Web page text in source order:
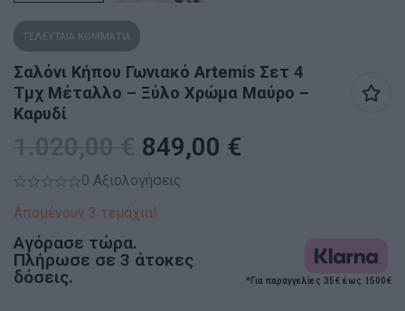
ΤΕΛΕΥΤΑΙΑ ΚΟΜΜΑΤΙΑ
Σαλόνι Κήπου Γωνιακό Artemis Σετ 4
Τμχ Μέταλλο – Ξύλο Χρώμα Μαύρο –
Καρυδί
849,00 €
0 Αξιολογήσεις
Απομένουν 3 τεμάχια!
Αγόρασε τώρα.
Πλήρωσε σε 3 άτοκες
δόσεις.
*Για παραγγελίες 35€ έως 1500€